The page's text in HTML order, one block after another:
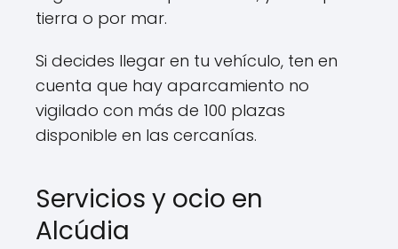
tierra o por mar.
Si decides llegar en tu vehículo, ten en
cuenta que hay aparcamiento no
vigilado con más de 100 plazas
disponible en las cercanías.
Servicios y ocio en
Alcúdia